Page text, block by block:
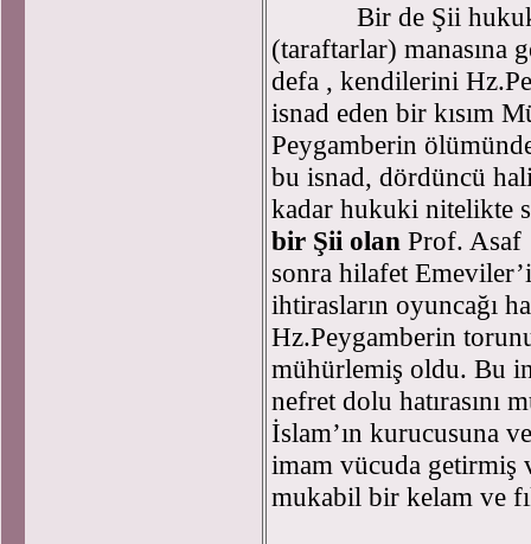
Bir de Şii hukuk
(taraftarlar) manasına
defa , kendilerini
isnad eden bir kısım
Peygamberin
bu isnad, dördüncü
kadar hukuki nitelikte
bir Şii olan Prof. Asaf
sonra hilafet
ihtirasların oyuncağı
Hz.Peygamberin
mühürlemiş oldu. Bu
nefret dolu hatırasını
İslam’ın kurucusuna
imam vücuda getirmiş
mukabil bir kelam ve